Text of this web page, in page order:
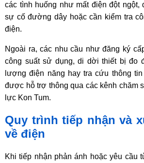
các tình huống như mất điện đột ngột,
sự cố đường dây hoặc cần kiểm tra
điện.
Ngoài ra, các nhu cầu như đăng ký
công suất sử dụng, di dời thiết bị đo
lượng điện năng hay tra cứu thông
được hỗ trợ thông qua các kênh chăm
lực Kon Tum.
Quy trình tiếp nhận và
về điện
Khi tiếp nhận phản ánh hoặc yêu cầu